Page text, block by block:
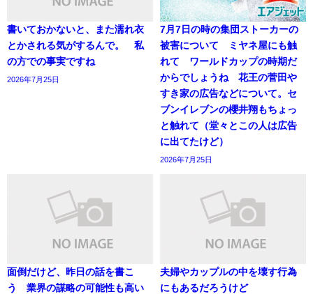
書いておかないと、また濡れ衣
とかされる気がするんで。 私
の方での事実ですね
2026年7月25日
7月7日の時の集団ストーカーの
被害について ミヤネ屋にも触
れて ワールドカップの時期だ
からでしょうね 花王の菅田や
すき家の広告などについて。セ
ブンイレブンの櫻井翔もちょっ
と触れて（堂々とこの人は広告
に出てたけど）
2026年7月25日
面倒だけど、昨日の話を書こ
う 業界の謀略の可能性も高い
夫婦やカップルの中を壊す行為
にもあるだろうけど